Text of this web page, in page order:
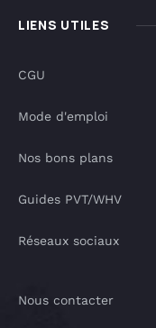
LIENS UTILES
CGU
Mode d'emploi
Nos bons plans
Guides PVT/WHV
Réseaux sociaux
Nous contacter